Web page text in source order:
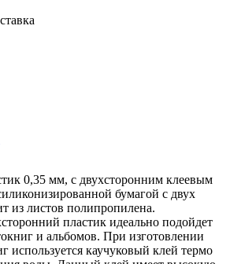
0,35 мм, с двухсторонним клеевым
бумагой с двух
из листов полипропилена.
пластик идеально подойдет
и альбомов. При изготовлении
используется каучуковый клей термо